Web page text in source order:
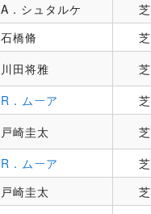
A．シュタルケ 芝
石橋脩 芝
川田将雅 芝
R．ムーア 芝
戸崎圭太 芝
R．ムーア 芝
戸崎圭太 芝